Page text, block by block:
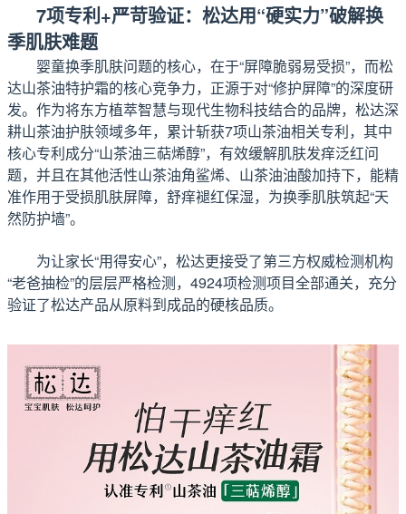
7项专利+严苛验证：松达用“硬实力”破解换
季肌肤难题
婴童换季肌肤问题的核心，在于“屏障脆弱易受损”，而松
达山茶油特护霜的核心竞争力，正源于对“修护屏障”的深度研
发。作为将东方植萃智慧与现代生物科技结合的品牌，松达深
耕山茶油护肤领域多年，累计斩获7项山茶油相关专利，其中
核心专利成分“山茶油三萜烯醇”，有效缓解肌肤发痒泛红问
题，并且在其他活性山茶油角鲨烯、山茶油油酸加持下，能精
准作用于受损肌肤屏障，舒痒褪红保湿，为换季肌肤筑起“天
然防护墙”。
为让家长“用得安心”，松达更接受了第三方权威检测机构
“老爸抽检”的层层严格检测，4924项检测项目全部通关，充分
验证了松达产品从原料到成品的硬核品质。